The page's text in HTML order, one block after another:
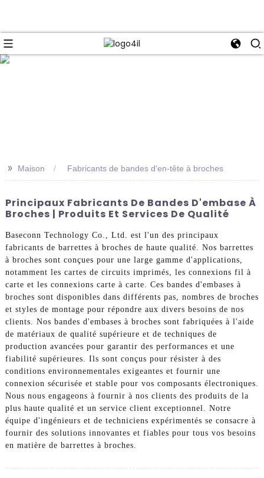
>> Maison Fabricants de bandes d'en-tête à broches
Principaux Fabricants De Bandes D'embase À
Broches | Produits Et Services De Qualité
Baseconn Technology Co., Ltd. est l'un des principaux
fabricants de barrettes à broches de haute qualité. Nos barrettes
à broches sont conçues pour une large gamme d'applications,
notamment les cartes de circuits imprimés, les connexions fil à
carte et les connexions carte à carte. Ces bandes d'embases à
broches sont disponibles dans différents pas, nombres de broches
et styles de montage pour répondre aux divers besoins de nos
clients. Nos bandes d'embases à broches sont fabriquées à l'aide
de matériaux de qualité supérieure et de techniques de
production avancées pour garantir des performances et une
fiabilité supérieures. Ils sont conçus pour résister à des
conditions environnementales exigeantes et fournir une
connexion sécurisée et stable pour vos composants électroniques.
Nous nous engageons à fournir à nos clients des produits de la
plus haute qualité et un service client exceptionnel. Notre
équipe d'ingénieurs et de techniciens expérimentés se consacre à
fournir des solutions innovantes et fiables pour tous vos besoins
en matière de barrettes à broches.